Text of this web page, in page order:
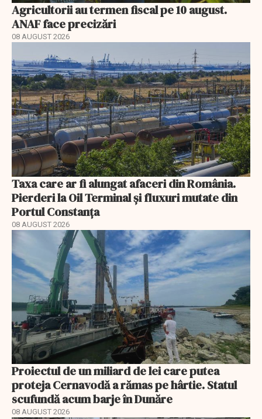
Agricultorii au termen fiscal pe 10 august.
ANAF face precizări
08 AUGUST 2026
Taxa care ar fi alungat afaceri din România.
Pierderi la Oil Terminal și fluxuri mutate din
Portul Constanța
08 AUGUST 2026
Proiectul de un miliard de lei care putea
proteja Cernavodă a rămas pe hârtie. Statul
scufundă acum barje în Dunăre
08 AUGUST 2026